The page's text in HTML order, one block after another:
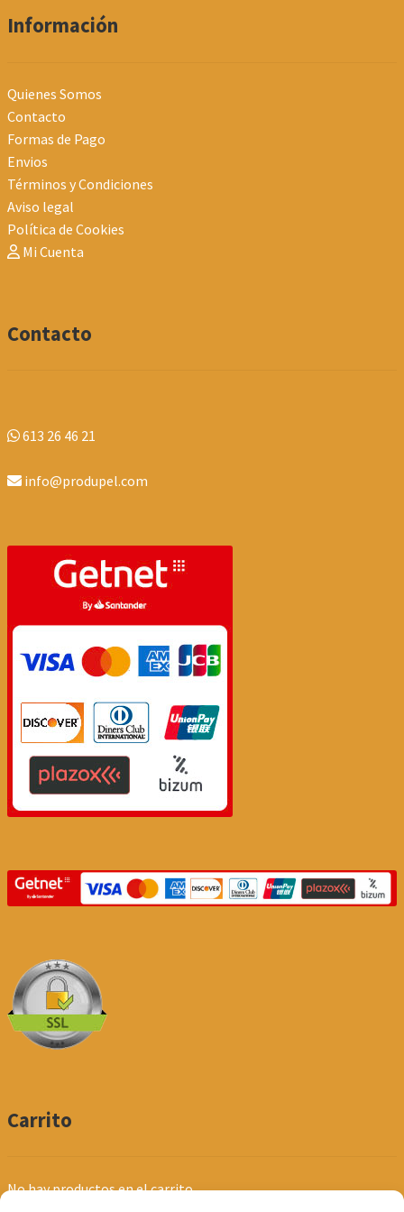
Información
Quienes Somos
Contacto
Formas de Pago
Envios
Términos y Condiciones
Aviso legal
Política de Cookies
Mi Cuenta
Contacto
613 26 46 21
info@produpel.com
Carrito
No hay productos en el carrito.